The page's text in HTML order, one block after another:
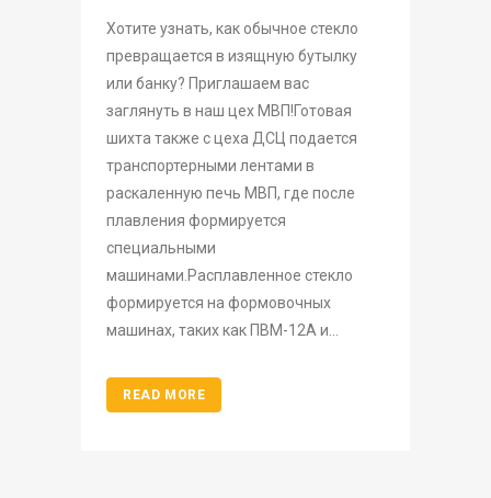
Хотите узнать, как обычное стекло
превращается в изящную бутылку
или банку? Приглашаем вас
заглянуть в наш цех МВП!Готовая
шихта также с цеха ДСЦ подается
транспортерными лентами в
раскаленную печь МВП, где после
плавления формируется
специальными
машинами.Расплавленное стекло
формируется на формовочных
машинах, таких как ПВМ-12А и...
READ MORE